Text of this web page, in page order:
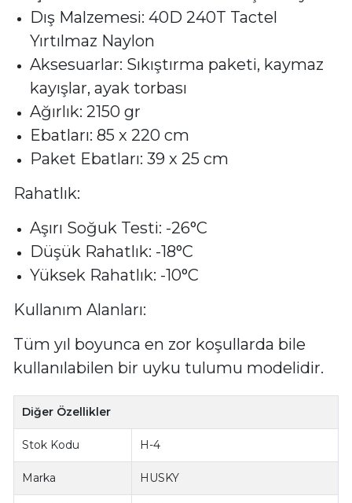
Dış Malzemesi: 40D 240T Tactel
Yırtılmaz Naylon
Aksesuarlar: Sıkıştırma paketi, kaymaz
kayışlar, ayak torbası
Ağırlık: 2150 gr
Ebatları: 85 x 220 cm
Paket Ebatları: 39 x 25 cm
Rahatlık:
Aşırı Soğuk Testi: -26°C
Düşük Rahatlık: -18°C
Yüksek Rahatlık: -10°C
Kullanım Alanları:
Tüm yıl boyunca en zor koşullarda bile
kullanılabilen bir uyku tulumu modelidir.
Diğer Özellikler
Stok Kodu H-4
Marka HUSKY